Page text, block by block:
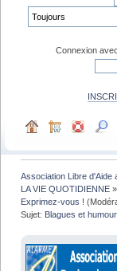
Connexion
Association Libre d'Aide
LA VIE QUOTIDIENNE »
Exprimez-vous !
Sujet: Blagues et